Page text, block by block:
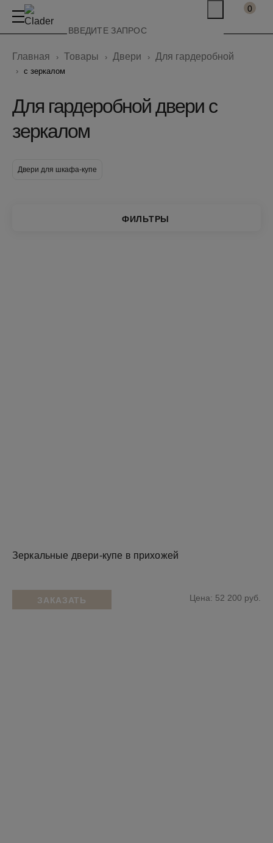
0
Главная Товары Двери Для гардеробной
с зеркалом
Для гардеробной двери с
зеркалом
Двери для шкафа-купе
ФИЛЬТРЫ
Зеркальные двери-купе в прихожей
ЗАКАЗАТЬ Цена: 52 200 руб.